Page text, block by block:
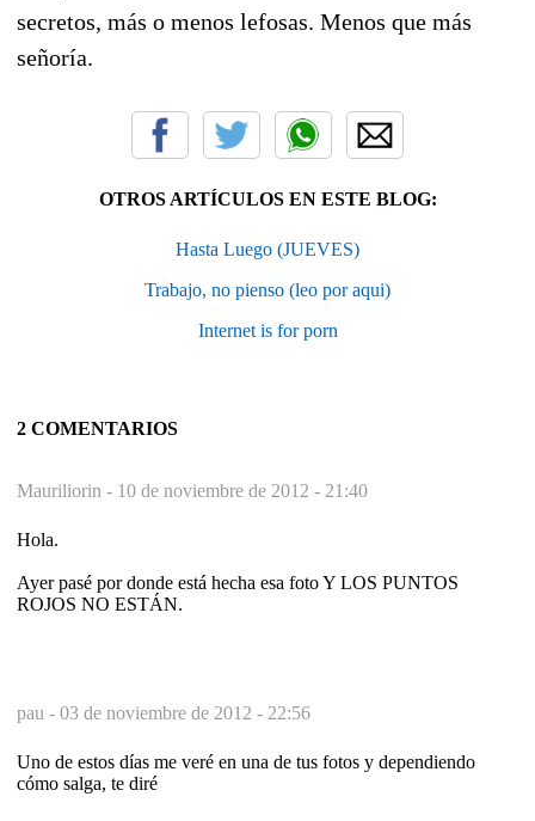
secretos, más o menos lefosas. Menos que más
señoría.
OTROS ARTÍCULOS EN ESTE BLOG:
Hasta Luego (JUEVES)
Trabajo, no pienso (leo por aqui)
Internet is for porn
2 COMENTARIOS
Mauriliorin - 10 de noviembre de 2012 - 21:40
Hola.
Ayer pasé por donde está hecha esa foto Y LOS PUNTOS
ROJOS NO ESTÁN.
pau - 03 de noviembre de 2012 - 22:56
Uno de estos días me veré en una de tus fotos y dependiendo
cómo salga, te diré